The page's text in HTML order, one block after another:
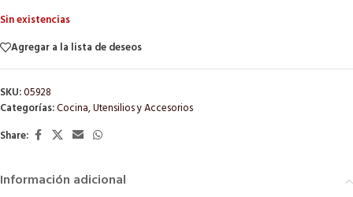
Sin existencias
Agregar a la lista de deseos
SKU:05928
Categorías:Cocina,Utensilios y Accesorios
Share:
Información adicional